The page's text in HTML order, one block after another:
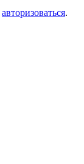
авторизоваться.